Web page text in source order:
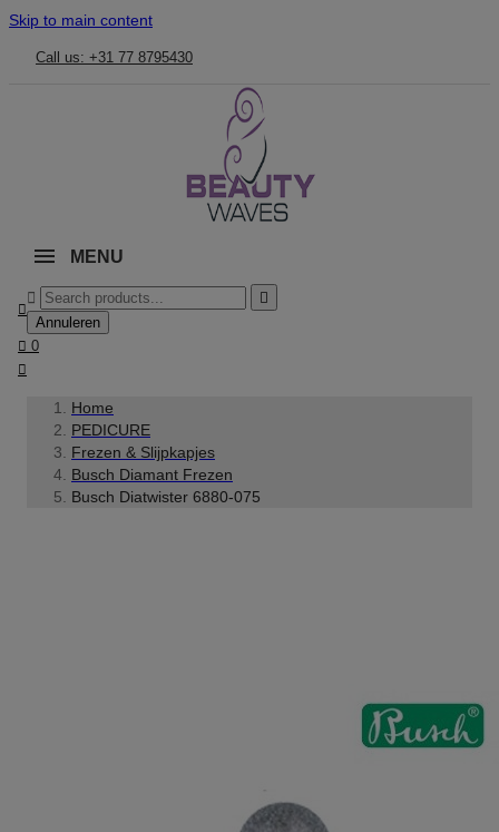
Skip to main content
Call us: +31 77 8795430
MENU



Annuleren
 0

Home
PEDICURE
Frezen & Slijpkapjes
Busch Diamant Frezen
Busch Diatwister 6880-075